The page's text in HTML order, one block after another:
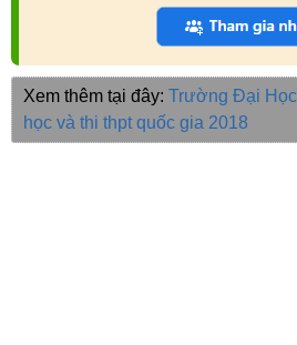
Xem thêm tại đây: Trường Đại
học và thi thpt quốc gia 2018